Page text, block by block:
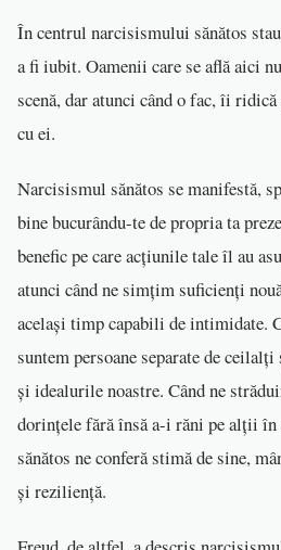
În centrul narcisismului sănătos
a fi iubit. Oamenii care se află aici
scenă, dar atunci când o fac, îi
cu ei.
Narcisismul sănătos se manifestă,
bine bucurându-te de propria ta
benefic pe care acțiunile tale îl au
atunci când ne simțim suficienți
același timp capabili de intimidate.
suntem persoane separate de
și idealurile noastre. Când ne
dorințele fără însă a-i răni pe alții
sănătos ne conferă stimă de sine,
și reziliență.